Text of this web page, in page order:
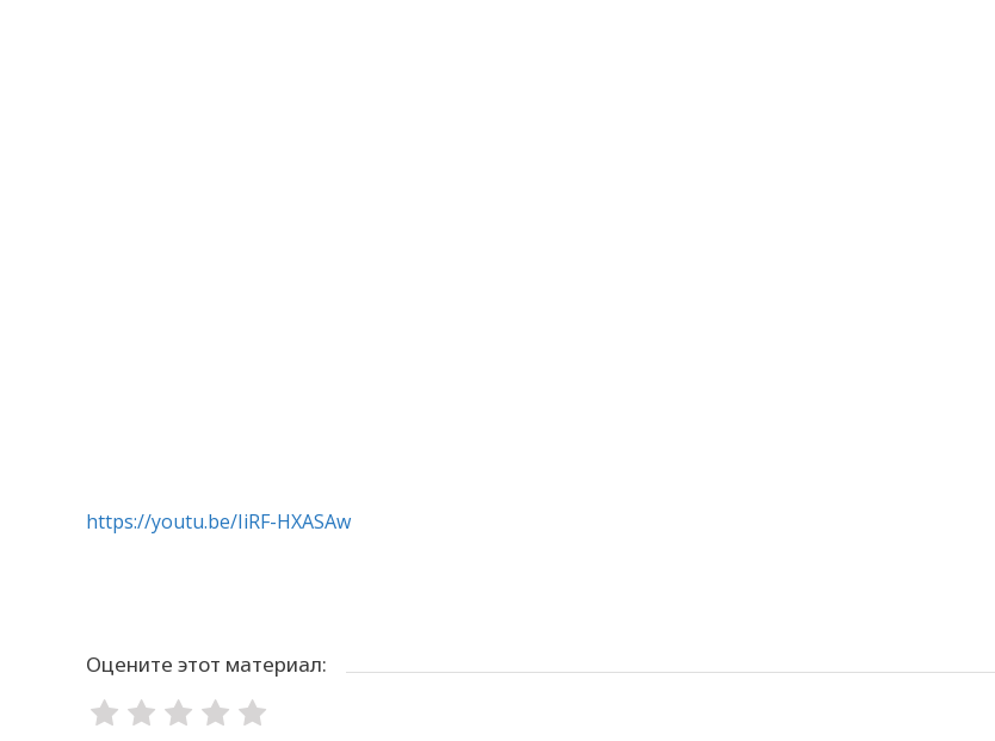
https://youtu.be/IiRF-HXASAw
Оцените этот материал: